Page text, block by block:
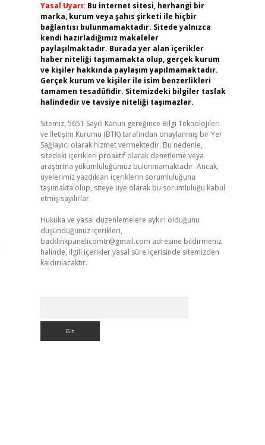
Yasal Uyarı: Bu internet sitesi, herhangi bir
marka, kurum veya şahıs şirketi ile hiçbir
bağlantısı bulunmamaktadır. Sitede yalnızca
kendi hazırladığımız makaleler
paylaşılmaktadır. Burada yer alan içerikler
haber niteliği taşımamakta olup, gerçek kurum
ve kişiler hakkında paylaşım yapılmamaktadır.
Gerçek kurum ve kişiler ile isim benzerlikleri
tamamen tesadüfidir. Sitemizdeki bilgiler taslak
halindedir ve tavsiye niteliği taşımazlar.
Sitemiz, 5651 Sayılı Kanun gereğince Bilgi Teknolojileri
ve İletişim Kurumu (BTK) tarafından onaylanmış bir Yer
Sağlayıcı olarak hizmet vermektedir. Bu nedenle,
sitedeki içerikleri proaktif olarak denetleme veya
araştırma yükümlülüğümüz bulunmamaktadır. Ancak,
üyelerimiz yazdıkları içeriklerin sorumluluğunu
taşımakta olup, siteye üye olarak bu sorumluluğu kabul
etmiş sayılırlar.
Hukuka ve yasal düzenlemelere aykırı olduğunu
düşündüğünüz içerikleri,
backlinkpanelicomtr@gmail.com adresine bildirmeniz
halinde, ilgili içerikler yasal süre içerisinde sitemizden
kaldırılacaktır.